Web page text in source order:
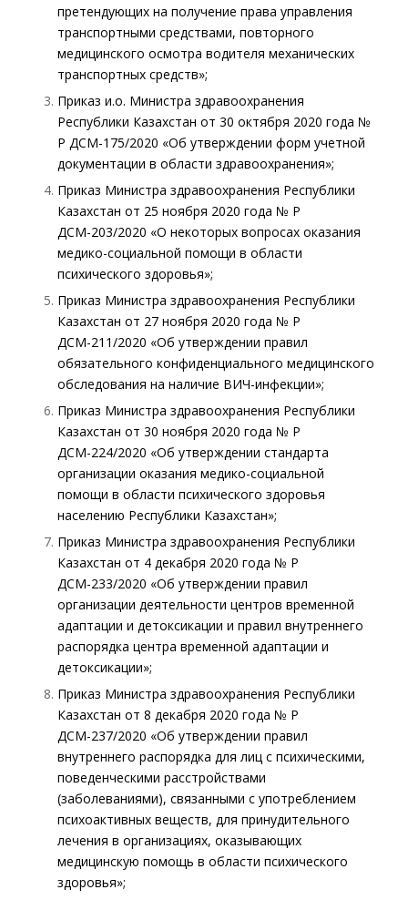
претендующих на получение права управления
транспортными средствами, повторного
медицинского осмотра водителя механических
транспортных средств»;
Приказ и.о. Министра здравоохранения
Республики Казахстан от 30 октября 2020 года №
ҚР ДСМ-175/2020 «Об утверждении форм учетной
документации в области здравоохранения»;
Приказ Министра здравоохранения Республики
Казахстан от 25 ноября 2020 года № ҚР
ДСМ-203/2020 «О некоторых вопросах оказания
медико-социальной помощи в области
психического здоровья»;
Приказ Министра здравоохранения Республики
Казахстан от 27 ноября 2020 года № ҚР
ДСМ-211/2020 «Об утверждении правил
обязательного конфиденциального медицинского
обследования на наличие ВИЧ-инфекции»;
Приказ Министра здравоохранения Республики
Казахстан от 30 ноября 2020 года № ҚР
ДСМ-224/2020 «Об утверждении стандарта
организации оказания медико-социальной
помощи в области психического здоровья
населению Республики Казахстан»;
Приказ Министра здравоохранения Республики
Казахстан от 4 декабря 2020 года № ҚР
ДСМ-233/2020 «Об утверждении правил
организации деятельности центров временной
адаптации и детоксикации и правил внутреннего
распорядка центра временной адаптации и
детоксикации»;
Приказ Министра здравоохранения Республики
Казахстан от 8 декабря 2020 года № ҚР
ДСМ-237/2020 «Об утверждении правил
внутреннего распорядка для лиц с психическими,
поведенческими расстройствами
(заболеваниями), связанными с употреблением
психоактивных веществ, для принудительного
лечения в организациях, оказывающих
медицинскую помощь в области психического
здоровья»;